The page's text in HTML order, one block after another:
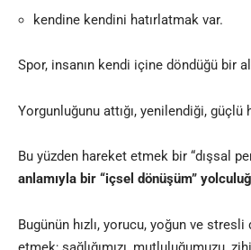
kendine kendini hatırlatmak var.
Spor, insanın kendi içine döndüğü bir
Yorgunluğunu attığı, yenilendiği,
Bu yüzden hareket etmek bir “dışsal
anlamıyla bir “içsel dönüşüm”
Bugünün hızlı, yorucu, yoğun ve stresli